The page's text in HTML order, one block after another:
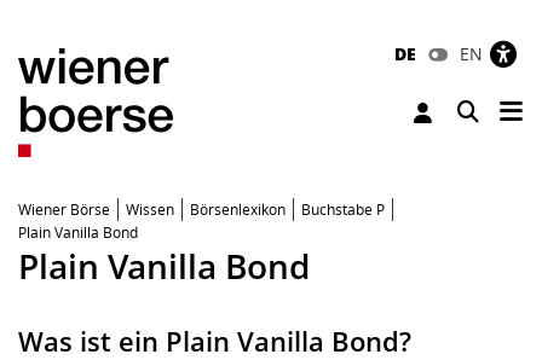
DE EN
Toggle
Wiener Börse Wissen Börsenlexikon
Buchstabe P
Plain Vanilla Bond
Plain Vanilla Bond
Was ist ein Plain Vanilla Bond?